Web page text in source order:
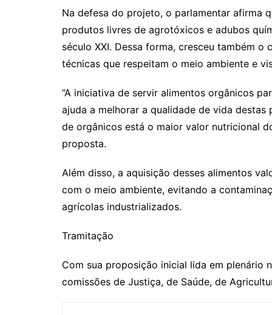
Na defesa do projeto, o parlamentar afirma
produtos livres de agrotóxicos e adubos
século XXI. Dessa forma, cresceu também
técnicas que respeitam o meio ambiente e
“A iniciativa de servir alimentos orgânicos
ajuda a melhorar a qualidade de vida
de orgânicos está o maior valor nutricional
proposta.
Além disso, a aquisição desses alimentos
com o meio ambiente, evitando a
agrícolas industrializados.
Tramitação
Com sua proposição inicial lida em plenário
comissões de Justiça, de Saúde, de